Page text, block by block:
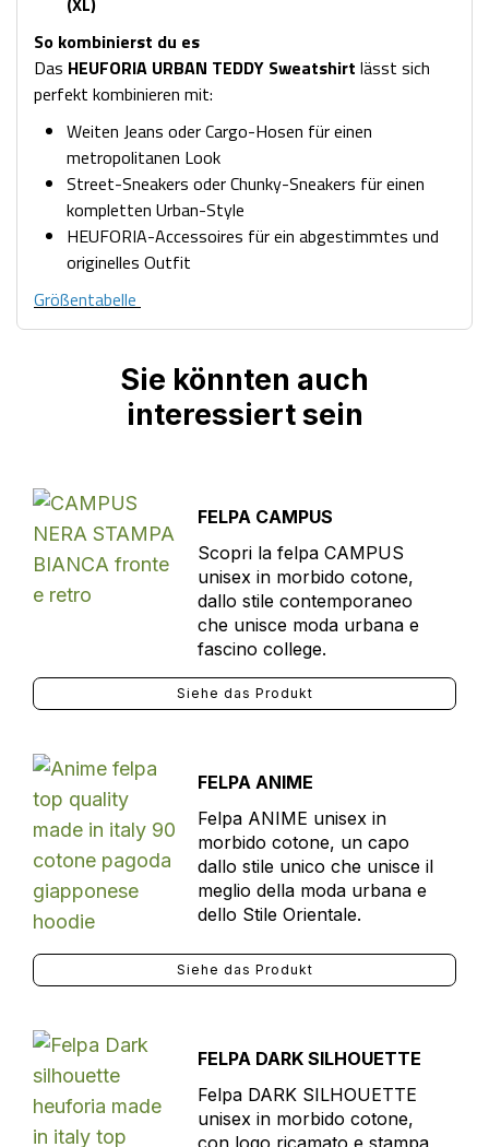
So kombinierst du es
Das HEUFORIA URBAN TEDDY Sweatshirt lässt sich
perfekt kombinieren mit:
Weiten Jeans oder Cargo-Hosen für einen
metropolitanen Look
Street-Sneakers oder Chunky-Sneakers für einen
kompletten Urban-Style
HEUFORIA-Accessoires für ein abgestimmtes und
originelles Outfit
Größentabelle
Sie könnten auch
interessiert sein
FELPA CAMPUS
Scopri la felpa CAMPUS
unisex in morbido cotone,
dallo stile contemporaneo
che unisce moda urbana e
fascino college.
Siehe das Produkt
FELPA ANIME
Felpa ANIME unisex in
morbido cotone, un capo
dallo stile unico che unisce il
meglio della moda urbana e
dello Stile Orientale.
Siehe das Produkt
FELPA DARK SILHOUETTE
Felpa DARK SILHOUETTE
unisex in morbido cotone,
con logo ricamato e stampa